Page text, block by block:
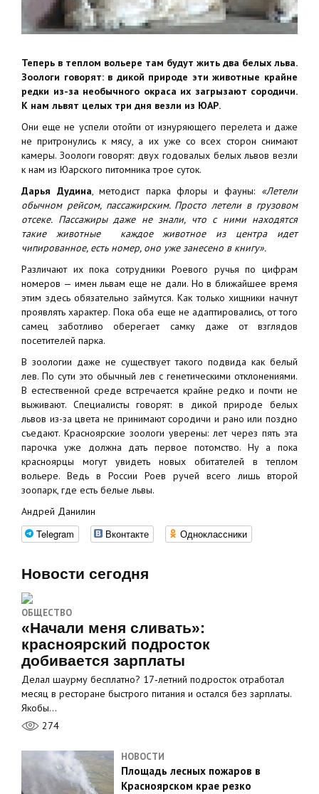
Теперь в теплом вольере там будут жить два белых льва.
Зоологи говорят: в дикой природе эти животные крайне
редки из-за необычного окраса их загрызают сородичи.
К нам львят целых три дня везли из ЮАР.
Они еще не успели отойти от изнуряющего перелета и даже
не притронулись к мясу, а их уже со всех сторон снимают
камеры. Зоологи говорят: двух годовалых белых львов везли
к нам из Юарского питомника трое суток.
Дарья Дудина, методист парка флоры и фауны: «Летели
обычном рейсом, пассажирским. Просто летели в грузовом
отсеке. Пассажиры даже не знали, что с ними находятся
такие животные каждое животное из центра идет
чипированное, есть номер, оно уже занесено в книгу».
Различают их пока сотрудники Роевого ручья по цифрам
номеров — имен львам еще не дали. Но в ближайшее время
этим здесь обязательно займутся. Как только хищники начнут
проявлять характер. Пока оба еще не адаптировались, от того
самец заботливо оберегает самку даже от взглядов
посетителей парка.
В зоологии даже не существует такого подвида как белый
лев. По сути это обычный лев с генетическими отклонениями.
В естественной среде встречается крайне редко и почти не
выживают. Специалисты говорят: в дикой природе белых
львов из-за цвета не принимают сородичи и рано или поздно
съедают. Красноярские зоологи уверены: лет через пять эта
парочка уже должна дать первое потомство. Ну а пока
красноярцы могут увидеть новых обитателей в теплом
вольере. Ведь в России Роев ручей всего лишь второй
зоопарк, где есть белые львы.
Андрей Данилин
Telegram Вконтакте Одноклассники
Новости сегодня
ОБЩЕСТВО
«Начали меня сливать»:
красноярский подросток
добивается зарплаты
Делал шаурму бесплатно? 17‑летний подросток отработал
месяц в ресторане быстрого питания и остался без зарплаты.
Якобы…
274
НОВОСТИ
Площадь лесных пожаров в
Красноярском крае резко